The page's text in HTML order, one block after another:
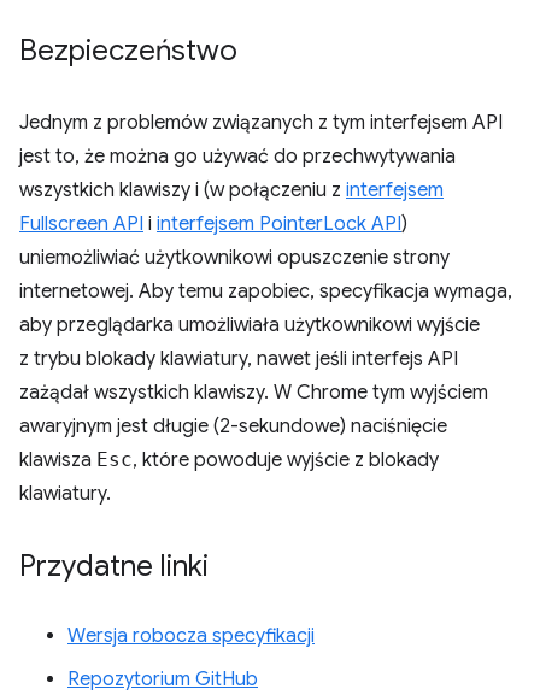
Bezpieczeństwo
Jednym z problemów związanych z tym interfejsem API
jest to, że można go używać do przechwytywania
wszystkich klawiszy i (w połączeniu z interfejsem
Fullscreen API i interfejsem PointerLock API)
uniemożliwiać użytkownikowi opuszczenie strony
internetowej. Aby temu zapobiec, specyfikacja wymaga,
aby przeglądarka umożliwiała użytkownikowi wyjście
z trybu blokady klawiatury, nawet jeśli interfejs API
zażądał wszystkich klawiszy. W Chrome tym wyjściem
awaryjnym jest długie (2-sekundowe) naciśnięcie
klawisza Esc, które powoduje wyjście z blokady
klawiatury.
Przydatne linki
Wersja robocza specyfikacji
Repozytorium GitHub